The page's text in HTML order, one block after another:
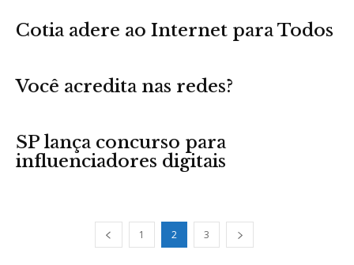
Cotia adere ao Internet para Todos
Você acredita nas redes?
SP lança concurso para
influenciadores digitais
1 2 3